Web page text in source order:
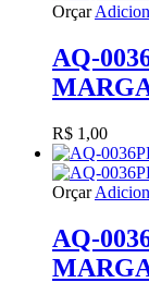
Orçar
AQ-
R$ 1,00
Orçar
AQ-